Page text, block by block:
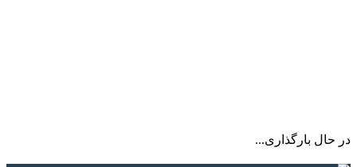
در حال بارگذاری...